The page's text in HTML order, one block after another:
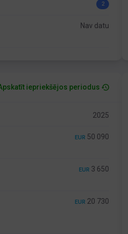
2
Nav datu
iepriekšējos periodus
2025
EUR 50 090
EUR 3 650
EUR 20 730